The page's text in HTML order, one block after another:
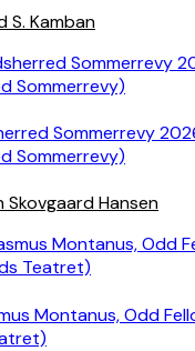
S. Kamban
Sommerrevy
Sommerrevy)
Skovgaard Hansen
Montanus, Odd